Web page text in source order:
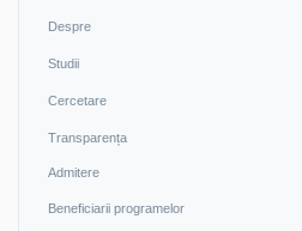
Despre
Studii
Cercetare
Transparența
Admitere
Beneficiarii programelor